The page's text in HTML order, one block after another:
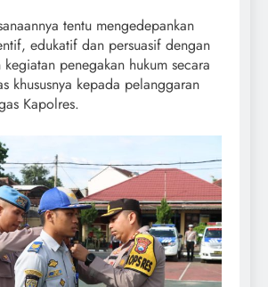
tentu mengedepankan
edukatif dan persuasif dengan
penegakan hukum secara
khususnya kepada pelanggaran
Kapolres.